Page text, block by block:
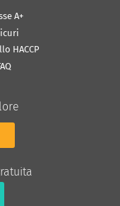
A+
HACCP